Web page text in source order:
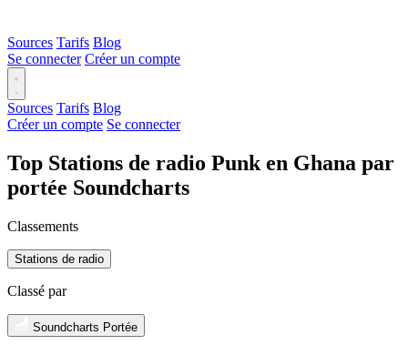
Sources Tarifs Blog
Se connecter Créer un compte
Sources Tarifs Blog
Créer un compte Se connecter
Top Stations de radio Punk en Ghana par
portée Soundcharts
Classements
Stations de radio
Classé par
Soundcharts Portée